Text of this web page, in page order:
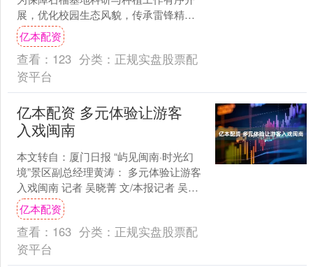
展，优化校园生态风貌，传承雷锋精
神，营造绿色和谐的育人环境，11月26
日，水资源与现....
亿本配资
查看： 123 分类： 正规实盘股票配
资平台
亿本配资 多元体验让游客
入戏闽南
本文转自：厦门日报 “屿见闽南·时光幻
境”景区副总经理黄涛： 多元体验让游客
入戏闽南 记者 吴晓菁 文/本报记者 吴晓
菁 图/本报记者 黄晓珍 岁末年初，厦门
文....
亿本配资
查看： 163 分类： 正规实盘股票配
资平台